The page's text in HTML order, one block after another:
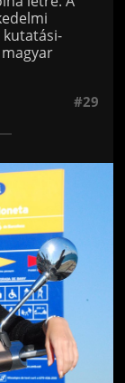
kutatási-
#29